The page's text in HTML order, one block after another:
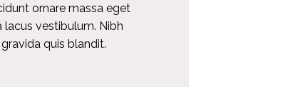
ornare massa eget
vestibulum. Nibh
quis blandit.